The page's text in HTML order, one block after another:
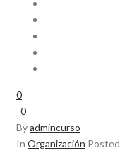
0
0
Byadmincurso
In Organización Posted